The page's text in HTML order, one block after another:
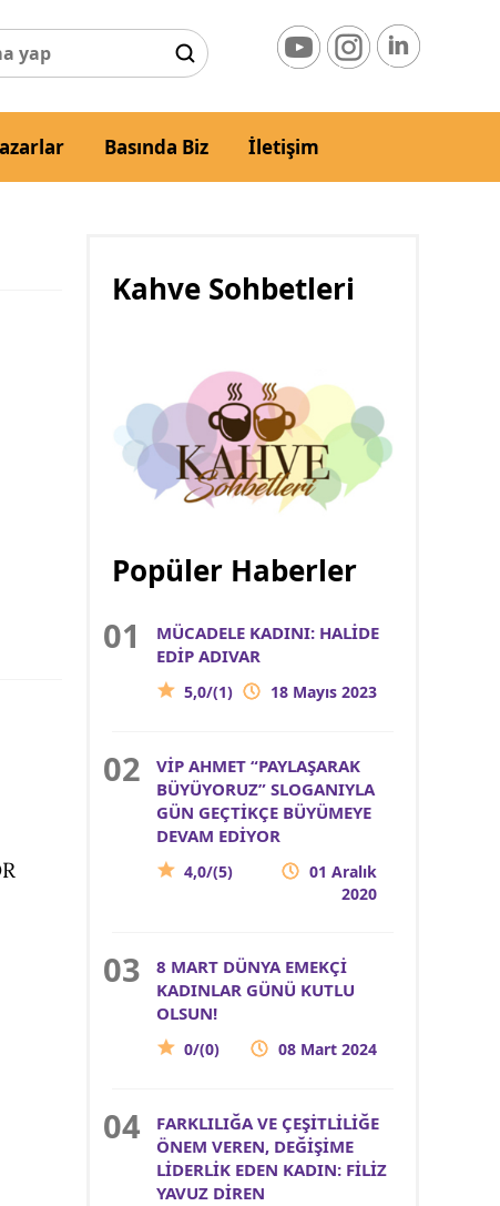
Basında Biz İletişim
Kahve Sohbetleri
Popüler Haberler
MÜCADELE KADINI: HALİDE
EDİP ADIVAR
5,0/(1) 18 Mayıs 2023
VİP AHMET “PAYLAŞARAK
BÜYÜYORUZ” SLOGANIYLA
GÜN GEÇTİKÇE BÜYÜMEYE
DEVAM EDİYOR
4,0/(5)
01 Aralık
2020
8 MART DÜNYA EMEKÇİ
KADINLAR GÜNÜ KUTLU
OLSUN!
0/(0) 08 Mart 2024
FARKLILIĞA VE ÇEŞİTLİLİĞE
ÖNEM VEREN, DEĞİŞİME
LİDERLİK EDEN KADIN: FİLİZ
YAVUZ DİREN